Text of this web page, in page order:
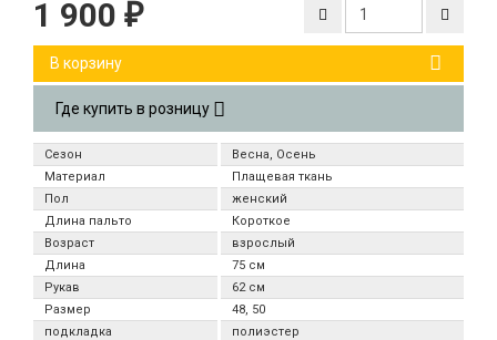
1 900 ₽
В корзину
Где купить в розницу
Сезон
Весна, Осень
Материал
Плащевая ткань
Пол
женский
Длина пальто
Короткое
Возраст
взрослый
Длина
75 см
Рукав
62 см
Размер
48, 50
подкладка
полиэстер